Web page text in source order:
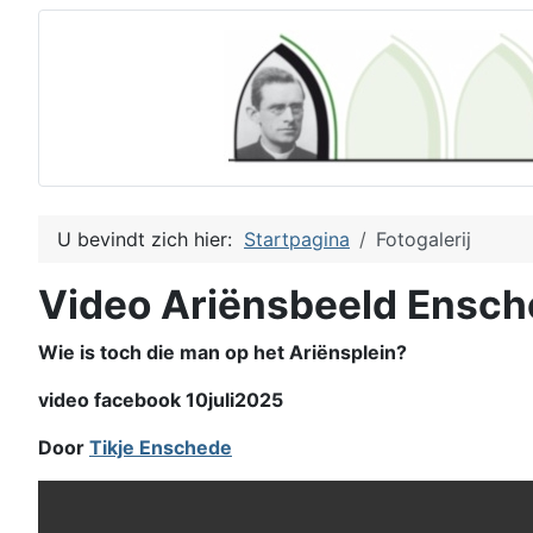
U bevindt zich hier: Startpagina Fotogalerij
Video Ariënsbeeld
Wie is toch die man op het Ariënsplein?
video facebook 10juli2025
Door Tikje Enschede